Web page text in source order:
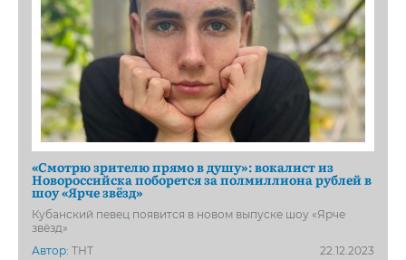
«Смотрю зрителю прямо в душу»: вокалист из
Новороссийска поборется за полмиллиона рублей в
шоу «Ярче звёзд»
Кубанский певец появится в новом выпуске шоу «Ярче
звёзд»
Автор: ТНТ
22.12.2023